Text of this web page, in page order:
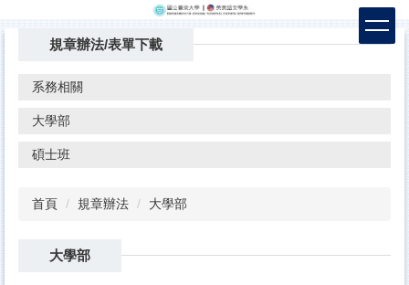
規章辦法/表單下載
系務相關
大學部
碩士班
首頁 規章辦法 大學部
大學部